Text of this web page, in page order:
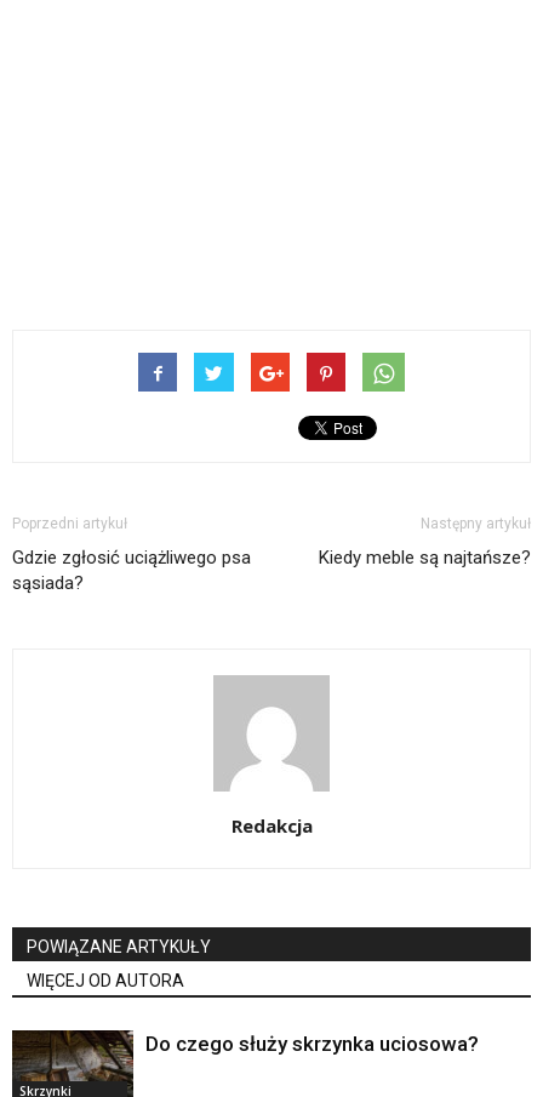
Poprzedni artykuł
Gdzie zgłosić uciążliwego psa
sąsiada?
Następny artykuł
Kiedy meble są najtańsze?
Redakcja
POWIĄZANE ARTYKUŁY
WIĘCEJ OD AUTORA
Skrzynki
Do czego służy skrzynka uciosowa?